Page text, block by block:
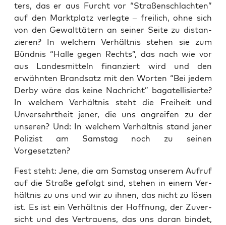
ters, das er aus Furcht vor “Stra­ßen­schlach­ten”
auf den Markt­platz ver­leg­te – frei­lich, ohne sich
von den Gewalt­tä­tern an sei­ner Sei­te zu distan­
zie­ren? In wel­chem Ver­hält­nis ste­hen sie zum
Bünd­nis “Hal­le gegen Rechts”, das nach wie vor
aus Lan­des­mit­teln finan­ziert wird und den
erwähn­ten Brand­satz mit den Wor­ten “Bei jedem
Der­by wäre das kei­ne Nach­richt” baga­tel­li­sier­te?
In wel­chem Ver­hält­nis steht die Frei­heit und
Unver­sehrt­heit jener, die uns angrei­fen zu der
unse­ren? Und: In wel­chem Ver­hält­nis stand jener
Poli­zist am Sams­tag noch zu sei­nen
Vorgesetzten?
Fest steht: Jene, die am Sams­tag unse­rem Auf­ruf
auf die Stra­ße gefolgt sind, ste­hen in einem Ver­
hält­nis zu uns und wir zu ihnen, das nicht zu lösen
ist. Es ist ein Ver­hält­nis der Hoff­nung, der Zuver­
sicht und des Ver­trau­ens, das uns dar­an bin­det,